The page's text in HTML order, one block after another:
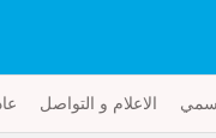
الاعلام و التواصل